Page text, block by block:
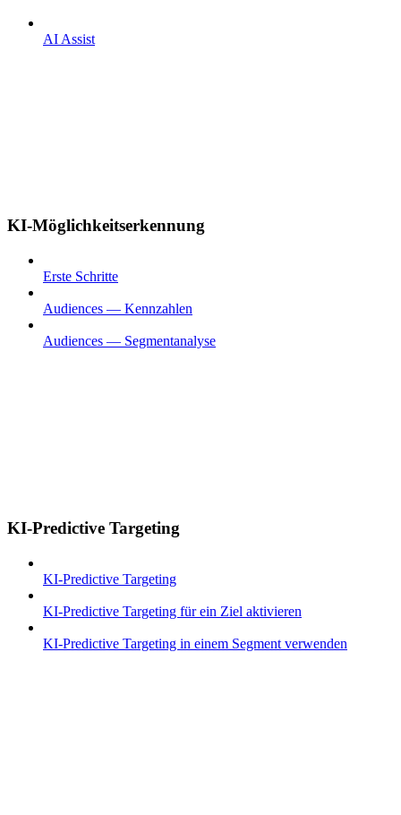
AI Assist
KI-Möglichkeitserkennung
Erste Schritte
Audiences — Kennzahlen
Audiences — Segmentanalyse
KI-Predictive Targeting
KI-Predictive Targeting
KI-Predictive Targeting für ein Ziel aktivieren
KI-Predictive Targeting in einem Segment verwenden